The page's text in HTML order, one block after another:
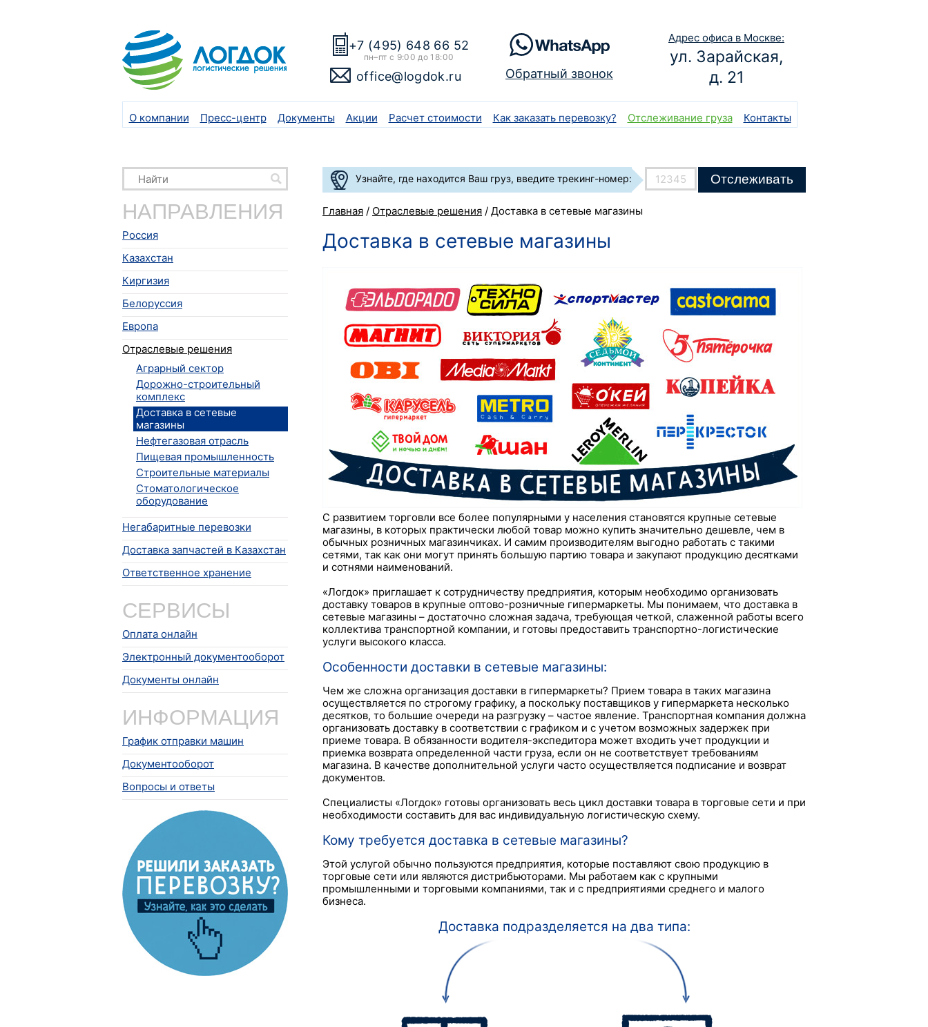
+7 (495) 648 66 52
пн–пт с 9:00 до 18:00
office@logdok.ru Обратный звонок
Адрес офиса в Москве:
ул. Зарайская,
д. 21
О компании Пресс-центр Документы Акции Расчет стоимости Как заказать перевозку? Отслеживание груза Контакты
НАПРАВЛЕНИЯ
Россия
Казахстан
Киргизия
Белоруссия
Европа
Отраслевые решения
Аграрный сектор
Дорожно-строительный
комплекс
Доставка в сетевые
магазины
Нефтегазовая отрасль
Пищевая промышленность
Строительные материалы
Стоматологическое
оборудование
Негабаритные перевозки
Доставка запчастей в Казахстан
Ответственное хранение
СЕРВИСЫ
Оплата онлайн
Электронный документооборот
Документы онлайн
ИНФОРМАЦИЯ
График отправки машин
Документооборот
Вопросы и ответы
Узнайте, где находится Ваш груз, введите трекинг-номер: Отслеживать
Главная / Отраслевые решения / Доставка в сетевые магазины
Доставка в сетевые магазины
С развитием торговли все более популярными у населения становятся крупные сетевые
магазины, в которых практически любой товар можно купить значительно дешевле, чем в
обычных розничных магазинчиках. И самим производителям выгодно работать с такими
сетями, так как они могут принять большую партию товара и закупают продукцию десятками
и сотнями наименований.
«Логдок» приглашает к сотрудничеству предприятия, которым необходимо организовать
доставку товаров в крупные оптово-розничные гипермаркеты. Мы понимаем, что доставка в
сетевые магазины – достаточно сложная задача, требующая четкой, слаженной работы всего
коллектива транспортной компании, и готовы предоставить транспортно-логистические
услуги высокого класса.
Особенности доставки в сетевые магазины:
Чем же сложна организация доставки в гипермаркеты? Прием товара в таких магазина
осуществляется по строгому графику, а поскольку поставщиков у гипермаркета несколько
десятков, то большие очереди на разгрузку – частое явление. Транспортная компания должна
организовать доставку в соответствии с графиком и с учетом возможных задержек при
приеме товара. В обязанности водителя-экспедитора может входить учет продукции и
приемка возврата определенной части груза, если он не соответствует требованиям
магазина. В качестве дополнительной услуги часто осуществляется подписание и возврат
документов.
Специалисты «Логдок» готовы организовать весь цикл доставки товара в торговые сети и при
необходимости составить для вас индивидуальную логистическую схему.
Кому требуется доставка в сетевые магазины?
Этой услугой обычно пользуются предприятия, которые поставляют свою продукцию в
торговые сети или являются дистрибьюторами. Мы работаем как с крупными
промышленными и торговыми компаниями, так и с предприятиями среднего и малого
бизнеса.
Доставка подразделяется на два типа: